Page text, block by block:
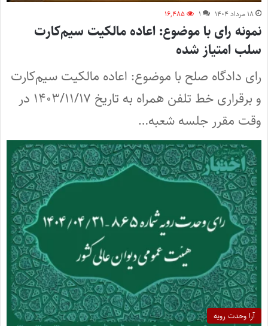
۱۸ مرداد ۱۴۰۴ ۱ ۱۶,۴۸۵
نمونه رای با موضوع: اعاده مالکیت سیم‌کارت
سلب امتیاز شده
رای دادگاه صلح با موضوع: اعاده مالکیت سیم‌کارت
و برقراری خط تلفن همراه به تاریخ ۱۴۰۳/۱۱/۱۷ در
وقت مقرر جلسه شعبه…
آرا وحدت رویه